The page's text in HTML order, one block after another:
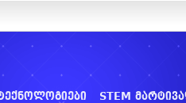
STEM